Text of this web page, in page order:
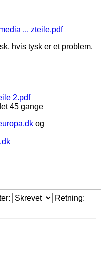
... zteile.pdf
hvis tysk er et problem.
2.pdf
45 gange
og
Retning: